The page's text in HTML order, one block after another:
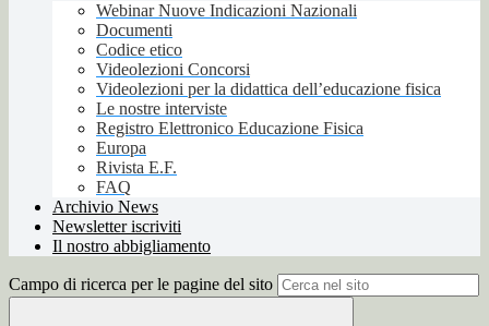
Webinar Nuove Indicazioni Nazionali
Documenti
Codice etico
Videolezioni Concorsi
Videolezioni per la didattica dell’educazione fisica
Le nostre interviste
Registro Elettronico Educazione Fisica
Europa
Rivista E.F.
FAQ
Archivio News
Newsletter iscriviti
Il nostro abbigliamento
Campo di ricerca per le pagine del sito